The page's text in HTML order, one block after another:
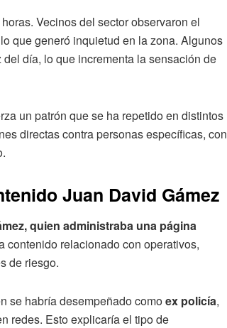
Vecinos del sector observaron el
que generó inquietud en la zona. Algunos
día, lo que incrementa la sensación de
un patrón que se ha repetido en distintos
directas contra personas específicas, con
Juan David Gámez
quien administraba una página
contenido relacionado con operativos,
de riesgo.
se habría desempeñado comoex policía,
redes. Esto explicaría el tipo de